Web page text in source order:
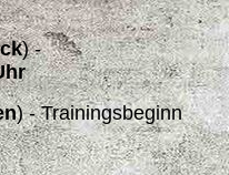
) -
) - Trainingsbeginn